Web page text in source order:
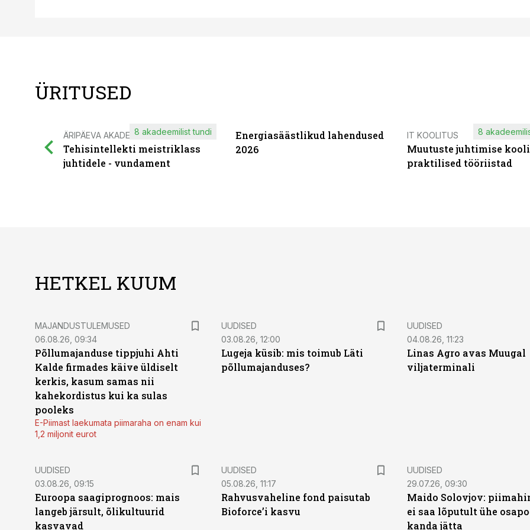
ÜRITUSED
ÄRIPÄEVA AKADEEMIA
Tehisintellekti meistriklass
juhtidele - vundament
8 akadeemilist tundi
Energiasäästlikud lahendused
2026
IT KOOLITUS
Muutuste juhtimise
praktilised tööriistad
8
HETKEL KUUM
MAJANDUSTULEMUSED
06.08.26, 09:34
Põllumajanduse tippjuhi Ahti
Kalde firmades käive üldiselt
kerkis, kasum samas nii
kahekordistus kui ka sulas
pooleks
E-Piimast laekumata piimaraha on enam kui
1,2 miljonit eurot
UUDISED
03.08.26, 12:00
Lugeja küsib: mis toimub Läti
põllumajanduses?
UUDISED
04.08.26, 11:23
Linas Agro avas Muugal
viljaterminali
UUDISED
03.08.26, 09:15
Euroopa saagiprognoos: mais
langeb järsult, õlikultuurid
kasvavad
UUDISED
05.08.26, 11:17
Rahvusvaheline fond paisutab
Bioforce’i kasvu
UUDISED
29.07.26, 09:30
Maido Solovjov:
ei saa lõputult ühe
kanda jätta